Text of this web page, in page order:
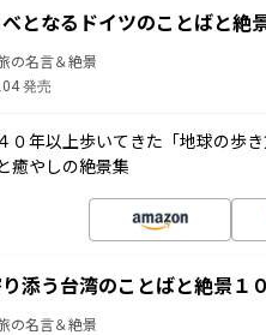
となるドイツのことばと絶
の名言＆絶景
発売
０年以上歩いてきた「地球の歩
癒やしの絶景集
添う台湾のことばと絶景１
の名言＆絶景